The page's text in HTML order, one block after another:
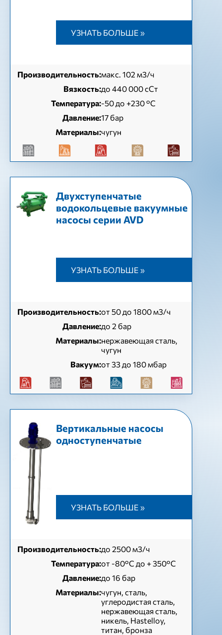
УЗНАТЬ БОЛЬШЕ »
Производительность:макс. 102 м3/ч
Вязкость:до 440 000 сСт
Температура:-50 до +230 °C
Давление:17 бар
Материалы:чугун
Двухступенчатые
водокольцевые вакуумные
насосы серии AVD
УЗНАТЬ БОЛЬШЕ »
Производительность:от 50 до 1800 м3/ч
Давление:до 2 бар
Материалы:нержавеющая сталь,
чугун
Вакуум:от 33 до 180 мбар
Вертикальные насосы
одноступенчатые
УЗНАТЬ БОЛЬШЕ »
Производительность:до 2500 м3/ч
Температура:от -80°C до + 350°C
Давление:до 16 бар
Материалы:чугун, сталь,
углеродистая сталь,
нержавеющая сталь,
никель, Hastelloy,
титан, бронза